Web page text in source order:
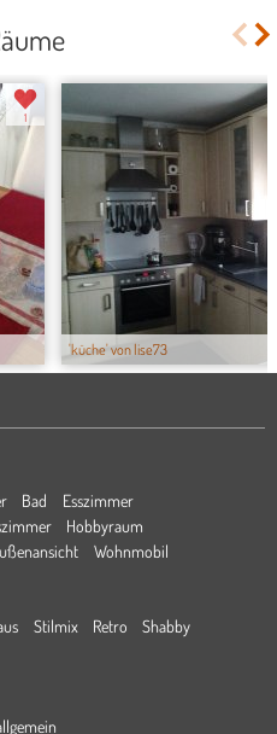
1
'küche' von lise73
Bad
Esszimmer
Hobbyraum
Wohnmobil
Stilmix Retro
Shabby